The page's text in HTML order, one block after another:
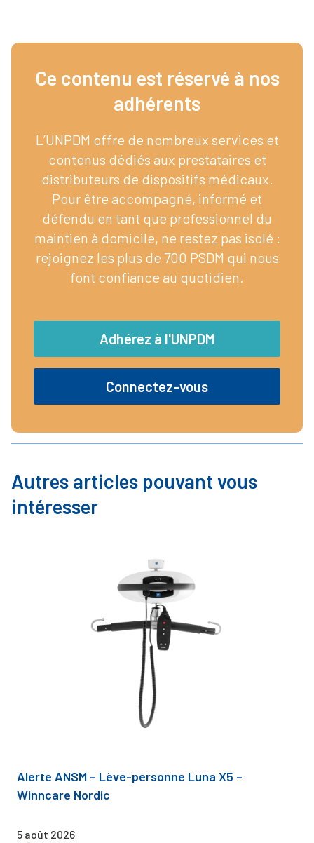
Ce contenu est réservé à nos
adhérents​
L’UNPDM offre de nombreux services et
contenus dédiés aux prestataires et
distributeurs de dispositifs médicaux.
Pour être accompagné, informé et
défendu en tant que professionnel du
maintien à domicile, ne restez pas isolé :
rejoignez les plus de 700 PSDM qui nous
font confiance au quotidien.
Adhérez à l'UNPDM
Connectez-vous
Autres articles pouvant vous
intéresser
Alerte ANSM – Lève-personne Luna X5 –
Winncare Nordic
5 août 2026